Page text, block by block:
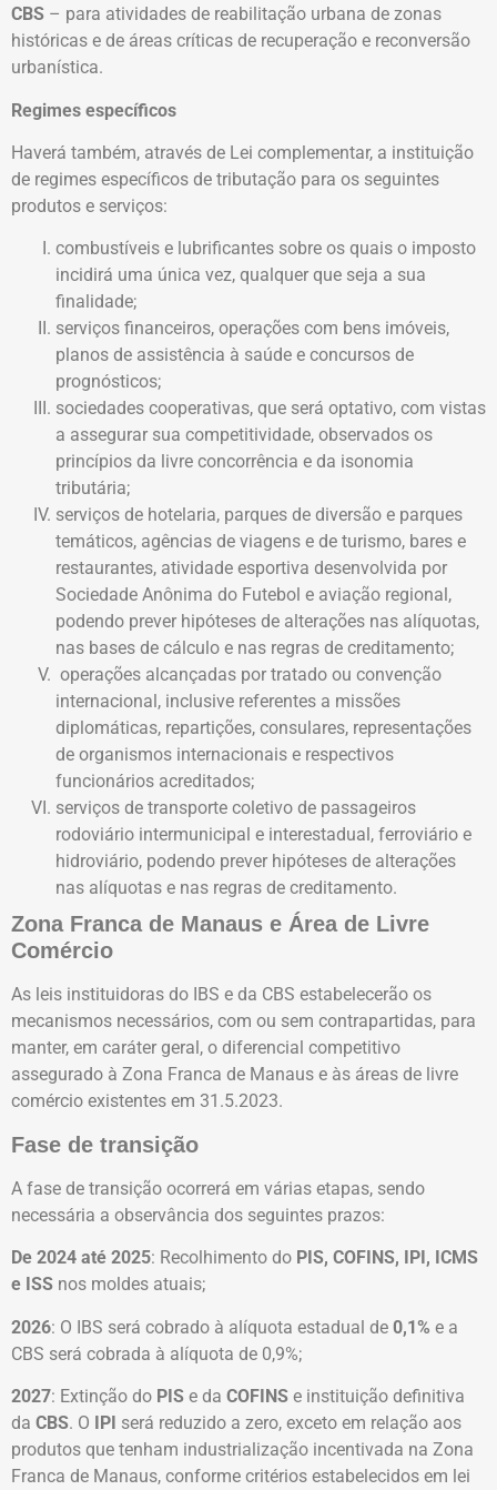
CBS – para atividades de reabilitação urbana de zonas
históricas e de áreas críticas de recuperação e reconversão
urbanística.
Regimes específicos
Haverá também, através de Lei complementar, a instituição
de regimes específicos de tributação para os seguintes
produtos e serviços:
combustíveis e lubrificantes sobre os quais o imposto
incidirá uma única vez, qualquer que seja a sua
finalidade;
serviços financeiros, operações com bens imóveis,
planos de assistência à saúde e concursos de
prognósticos;
sociedades cooperativas, que será optativo, com vistas
a assegurar sua competitividade, observados os
princípios da livre concorrência e da isonomia
tributária;
serviços de hotelaria, parques de diversão e parques
temáticos, agências de viagens e de turismo, bares e
restaurantes, atividade esportiva desenvolvida por
Sociedade Anônima do Futebol e aviação regional,
podendo prever hipóteses de alterações nas alíquotas,
nas bases de cálculo e nas regras de creditamento;
operações alcançadas por tratado ou convenção
internacional, inclusive referentes a missões
diplomáticas, repartições, consulares, representações
de organismos internacionais e respectivos
funcionários acreditados;
serviços de transporte coletivo de passageiros
rodoviário intermunicipal e interestadual, ferroviário e
hidroviário, podendo prever hipóteses de alterações
nas alíquotas e nas regras de creditamento.
Zona Franca de Manaus e Área de Livre
Comércio
As leis instituidoras do IBS e da CBS estabelecerão os
mecanismos necessários, com ou sem contrapartidas, para
manter, em caráter geral, o diferencial competitivo
assegurado à Zona Franca de Manaus e às áreas de livre
comércio existentes em 31.5.2023.
Fase de transição
A fase de transição ocorrerá em várias etapas, sendo
necessária a observância dos seguintes prazos:
De 2024 até 2025: Recolhimento do PIS, COFINS, IPI, ICMS
e ISS nos moldes atuais;
2026: O IBS será cobrado à alíquota estadual de 0,1% e a
CBS será cobrada à alíquota de 0,9%;
2027: Extinção do PIS e da COFINS e instituição definitiva
da CBS. O IPI será reduzido a zero, exceto em relação aos
produtos que tenham industrialização incentivada na Zona
Franca de Manaus, conforme critérios estabelecidos em lei